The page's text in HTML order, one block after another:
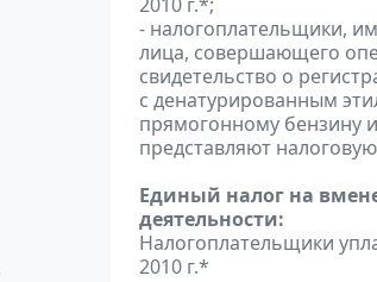
- налогоплательщики,
лица, совершающего
свидетельство о
с денатурированным
прямогонному бензину
представляют
Единый налог на
деятельности:
Налогоплательщики
2010 г.*